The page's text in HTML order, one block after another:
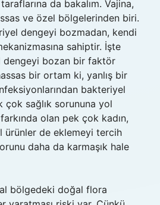
da bakalım. Vajina,
ve özel bölgelerinden biri.
dengeyi bozmadan, kendi
sahiptir. İşte
bozan bir faktör
bir ortam ki, yanlış bir
bakteriyel
sağlık sorununa yol
olan pek çok kadın,
ürünler de eklemeyi tercih
daha da karmaşık hale
bölgedeki doğal flora